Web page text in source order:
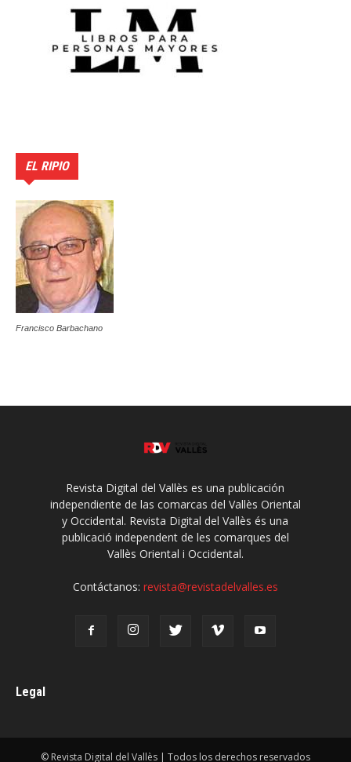
EL RIPIO
Francisco Barbachano
Revista Digital del Vallès es una publicación
independiente de las comarcas del Vallès Oriental
y Occidental. Revista Digital del Vallès és una
publicació independent de les comarques del
Vallès Oriental i Occidental.
Contáctanos: revista@revistadelvalles.es
Legal
© Revista Digital del Vallès | Todos los derechos reservados